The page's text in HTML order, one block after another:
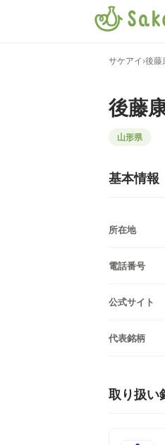
サケアイ ›後藤
後藤
山形県
基本情報
所在地
電話番号
公式サイト
代表銘柄
取り扱い